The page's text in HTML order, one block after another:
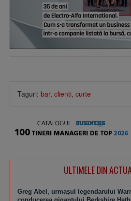
Taguri: bar, clienti, curte
ULTIMELE DIN
Greg Abel, urmaşul legendarului